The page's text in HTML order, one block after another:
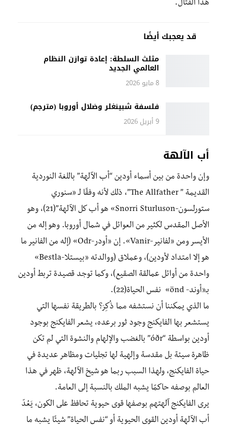
هذا القتال.
قد يعجبك أيضًا
مثلث السلطة: إعادة توازن النظام
العالمي الجديد
8 مايو 2026
فلسفة شبينغلر وضلال أوروبا (مترجم)
9 أبريل 2026
أب الآلهة
وإن واحدة من بين أسماء أودين “أب الآلهة” باللغة النوردية
القديمة ” The Allfather”، ذلك لأنه وفقًا لـ «سنوري
ستورلسون-Snorri Sturluson» هو أب كل الآلهة”(21)، وهو
الأصل المقدس لكثير من العوائل في شمال أوروبا. وهو إله من
الأيسر ومن «لفانير-Vanir». إن «أودر-Odr» (إله من الفانير ما
هو إلا امتداد لأودين)، وعملاق (ووالدته «بيستلا-Bestla»
واحدة من أوائل عمالقة الصقيع)، وكما توجد قصيدة تربط أودين
بـ«أوند- önd» نفس الحياة(22).
ما الذي يمكننا أن نستشفه مما ذُكِرَ؟ بالطريقة نفسها التي
يستشعر بها الفايكنج وجود ثور برعده، يشعر الفايكنج بوجود
أودين بواسطة “óðr” بالغضب والإلهام والنشوة التي لم تكن
ظاهرة سيئة بل مقدسة وإلهية لها تجليات ومظاهر عديدة في
حياة الفايكنج، ولهذا السبب ربما هو شيخ الآلهة، ظهر في هذا
العالم بوصفه حاكمًا يشبه الملك بالنسبة إلى العامة.
يرى الفايكنج آلهتهم بوصفها قوى حيوية تحافظ على الكون، يَعُدّ
أب الآلهة أودين القوى الحيوية أو “نفس الحياة” شيئًا يشبه ما